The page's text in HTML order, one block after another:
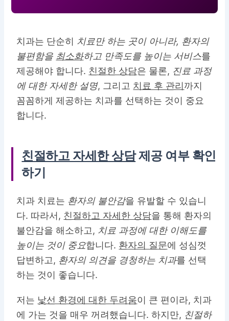
치과는 단순히 치료만 하는 곳이 아니라, 환자의
불편함을 최소화하고 만족도를 높이는 서비스를
제공해야 합니다. 친절한 상담은 물론, 진료 과정
에 대한 자세한 설명, 그리고 치료 후 관리까지
꼼꼼하게 제공하는 치과를 선택하는 것이 중요
합니다.
친절하고 자세한 상담제공 여부 확인
하기
치과 치료는 환자의 불안감을 유발할 수 있습니
다. 따라서, 친절하고 자세한 상담을 통해 환자의
불안감을 해소하고, 치료 과정에 대한 이해도를
높이는 것이 중요합니다. 환자의 질문에 성심껏
답변하고, 환자의 의견을 경청하는 치과를 선택
하는 것이 좋습니다.
저는 낯선 환경에 대한 두려움이 큰 편이라, 치과
에 가는 것을 매우 꺼려했습니다. 하지만, 친절하